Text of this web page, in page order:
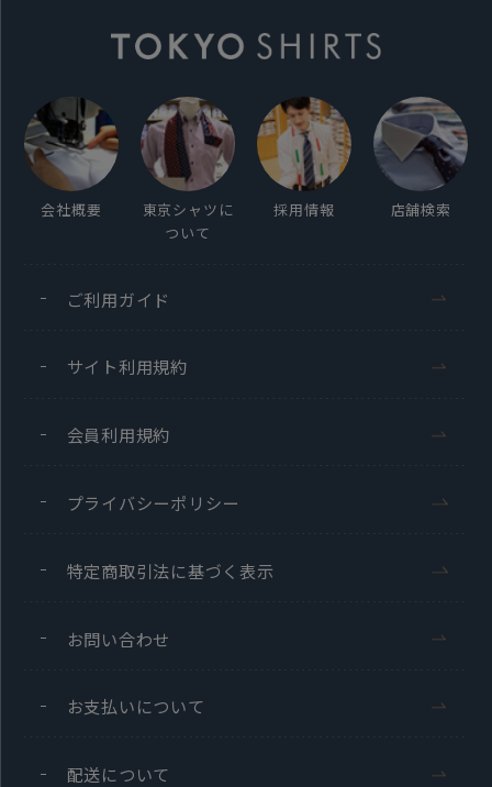
会社概要
東京シャツに
ついて
採用情報 店舗検索
ご利用ガイド
サイト利用規約
会員利用規約
プライバシーポリシー
特定商取引法に基づく表示
お問い合わせ
お支払いについて
配送について